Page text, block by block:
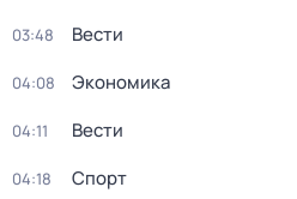
03:48 Вести
04:08 Экономика
04:11 Вести
04:18 Спорт